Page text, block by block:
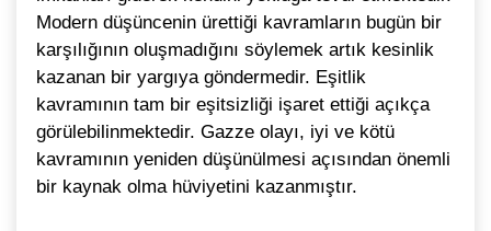
Modern düşüncenin ürettiği kavramların bugün bir
karşılığının oluşmadığını söylemek artık kesinlik
kazanan bir yargıya göndermedir. Eşitlik
kavramının tam bir eşitsizliği işaret ettiği açıkça
görülebilinmektedir. Gazze olayı, iyi ve kötü
kavramının yeniden düşünülmesi açısından önemli
bir kaynak olma hüviyetini kazanmıştır.